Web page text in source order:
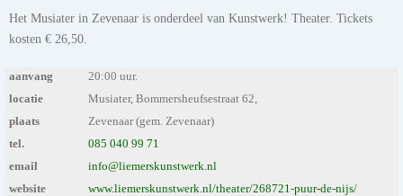
Het Musiater in Zevenaar is onderdeel van Kunstwerk! Theater. Tickets
kosten € 26,50.
aanvang
20:00 uur.
locatie
Musiater, Bommersheufsestraat 62,
plaats
Zevenaar (gem. Zevenaar)
tel.
085 040 99 71
email
info@liemerskunstwerk.nl
website
www.liemerskunstwerk.nl/theater/268721-puur-de-nijs/